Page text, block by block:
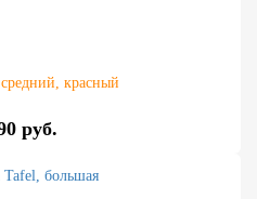
красный
руб.